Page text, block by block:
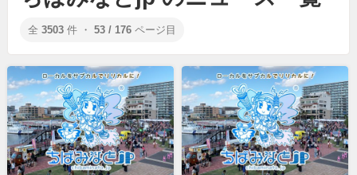
全 3503 件 ・ 53 / 176 ページ目